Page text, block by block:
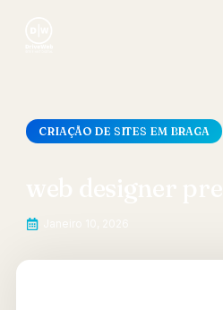
CRIAÇÃO DE SITES EM BRAGA